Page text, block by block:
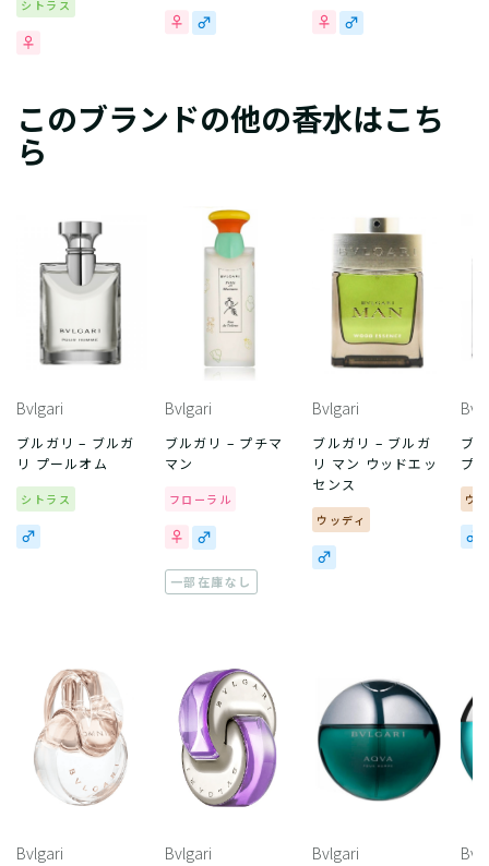
シトラス
このブランドの他の香水はこち
ら
Bvlgari
ブルガリ – ブルガ
リ プールオム
シトラス
Bvlgari
ブルガリ – プチマ
マン
フローラル
一部在庫なし
Bvlgari
ブルガリ – ブルガ
リ マン ウッドエッ
センス
ウッディ
ブ
プ
ウ
Bvlgari Bvlgari Bvlgari